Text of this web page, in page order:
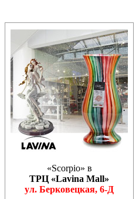
«Scorpio» в
ТРЦ «Lavina Mall»
ул. Берковецкая, 6-Д